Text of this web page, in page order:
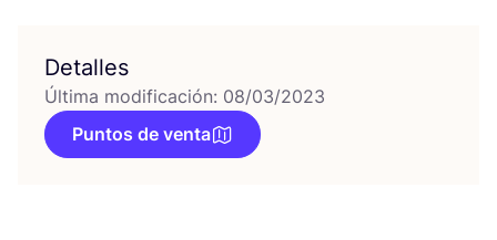
Detalles
Última modificación: 08/03/2023
Puntos de venta